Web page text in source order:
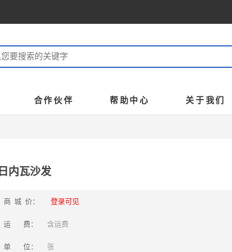
合作伙伴 帮助中心 关于我们
日内瓦沙发
商 城 价： 登录可见
运 费： 含运费
单 位： 张